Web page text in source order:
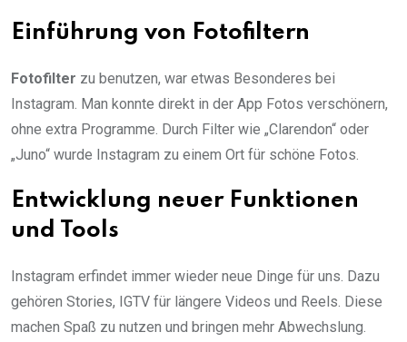
Einführung von Fotofiltern
Fotofilter zu benutzen, war etwas Besonderes bei
Instagram. Man konnte direkt in der App Fotos verschönern,
ohne extra Programme. Durch Filter wie „Clarendon“ oder
„Juno“ wurde Instagram zu einem Ort für schöne Fotos.
Entwicklung neuer Funktionen
und Tools
Instagram erfindet immer wieder neue Dinge für uns. Dazu
gehören Stories, IGTV für längere Videos und Reels. Diese
machen Spaß zu nutzen und bringen mehr Abwechslung.